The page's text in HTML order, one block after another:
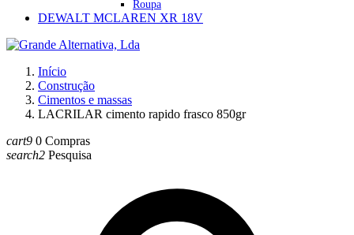
Roupa
DEWALT MCLAREN XR 18V
Início
Construção
Cimentos e massas
LACRILAR cimento rapido frasco 850gr
cart9 0 Compras
search2 Pesquisa